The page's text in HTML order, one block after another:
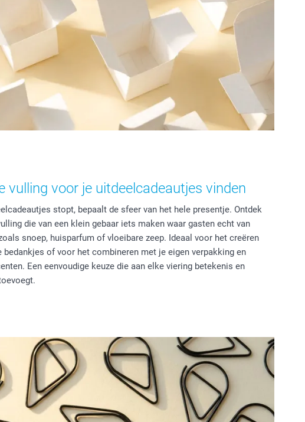
vulling voor je uitdeelcadeautjes vinden
stopt, bepaalt de sfeer van het hele presentje. Ontdek
die van een klein gebaar iets maken waar gasten echt van
snoep, huisparfum of vloeibare zeep. Ideaal voor het creëren
bedankjes of voor het combineren met je eigen verpakking en
Een eenvoudige keuze die aan elke viering betekenis en